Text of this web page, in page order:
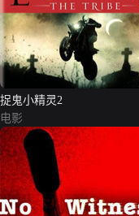
捉鬼小精灵2
电影